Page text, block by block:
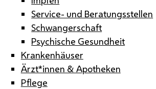
Service- und Beratungsstellen
Schwangerschaft
Psychische Gesundheit
Krankenhäuser
Ärzt*innen & Apotheken
Pflege